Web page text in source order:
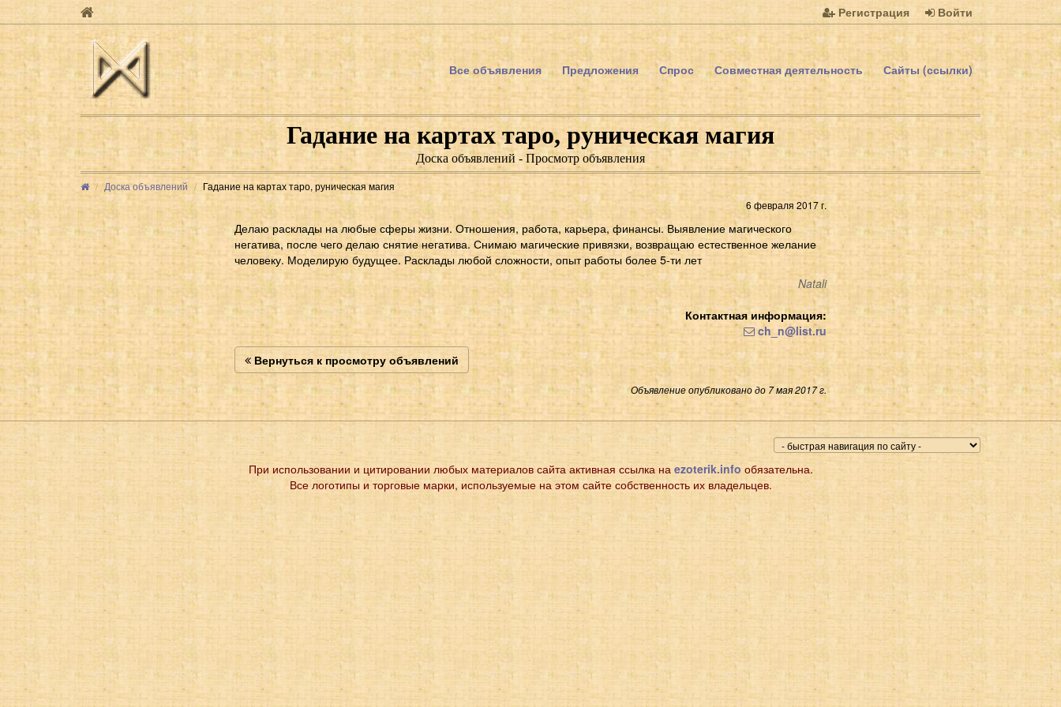
Регистрация Войти
Все объявления Предложения Спрос Совместная деятельность Сайты (ссылки)
Гадание на картах таро, руническая магия
Доска объявлений - Просмотр объявления
Доска объявлений
Гадание на картах таро, руническая магия
6 февраля 2017 г.
Делаю расклады на любые сферы жизни. Отношения, работа, карьера, финансы. Выявление магического
негатива, после чего делаю снятие негатива. Снимаю магические привязки, возвращаю естественное желание
человеку. Моделирую будущее. Расклады любой сложности, опыт работы более 5-ти лет
Natali
Контактная информация:
ch_n@list.ru
Вернуться к просмотру объявлений
Объявление опубликовано до 7 мая 2017 г.
При использовании и цитировании любых материалов сайта активная ссылка на ezoterik.info обязательна.
Все логотипы и торговые марки, используемые на этом сайте собственность их владельцев.